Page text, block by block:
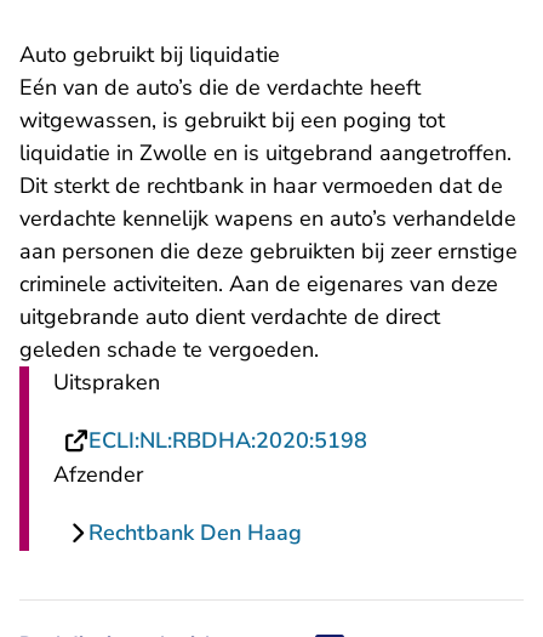
Auto gebruikt bij liquidatie
Eén van de auto’s die de verdachte heeft
witgewassen, is gebruikt bij een poging tot
liquidatie in Zwolle en is uitgebrand aangetroffen.
Dit sterkt de rechtbank in haar vermoeden dat de
verdachte kennelijk wapens en auto’s verhandelde
aan personen die deze gebruikten bij zeer ernstige
criminele activiteiten. Aan de eigenares van deze
uitgebrande auto dient verdachte de direct
geleden schade te vergoeden.
Uitspraken
ECLI:NL:RBDHA:2020:5198
Afzender
Rechtbank Den Haag